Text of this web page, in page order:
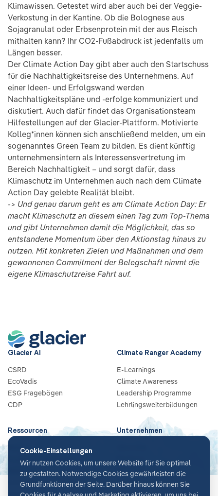
Klimawissen. Getestet wird aber auch bei der Veggie-
Verkostung in der Kantine. Ob die Bolognese aus
Sojagranulat oder Erbsenprotein mit der aus Fleisch
mithalten kann? Ihr CO2-Fußabdruck ist jedenfalls um
Längen besser.
Der Climate Action Day gibt aber auch den Startschuss
für die Nachhaltigkeitsreise des Unternehmens. Auf
einer Ideen- und Erfolgswand werden
Nachhaltigkeitspläne und -erfolge kommuniziert und
diskutiert. Auch dafür findet das Organisationsteam
Hilfestellungen auf der Glacier-Plattform. Motivierte
Kolleg*innen können sich anschließend melden, um ein
sogenanntes Green Team zu bilden. Es dient künftig
unternehmensintern als Interessensvertretung im
Bereich Nachhaltigkeit – und sorgt dafür, dass
Klimaschutz im Unternehmen auch nach dem Climate
Action Day gelebte Realität bleibt.
-> Und genau darum geht es am Climate Action Day: Er
macht Klimaschutz an diesem einen Tag zum Top-Thema
und gibt Unternehmen damit die Möglichkeit, das so
entstandene Momentum über den Aktionstag hinaus zu
nutzen. Mit konkreten Zielen und Maßnahmen und dem
gewonnenen Commitment der Belegschaft nimmt die
eigene Klimaschutzreise Fahrt auf.
Glacier AI
CSRD
EcoVadis
ESG Fragebögen
CDP
Climate Ranger Academy
E-Learnings
Climate Awareness
Leadership Programme
Lehrlingsweiterbildungen
Ressourcen
Blog
Guides & Checklisten
Webinare
Case Studies
News
Unternehmen
Partners
Karriere
Kontakt
Cookie-Einstellungen
Wir nutzen Cookies, um unsere Website für Sie optimal
zu gestalten. Notwendige Cookies gewährleisten die
Grundfunktionen der Seite. Darüber hinaus können Sie